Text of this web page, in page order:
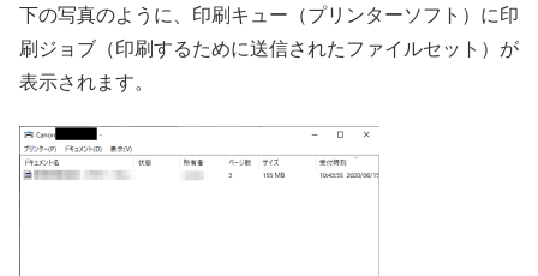
下の写真のように、印刷キュー（プリンターソフト）に印
刷ジョブ（印刷するために送信されたファイルセット）が
表示されます。